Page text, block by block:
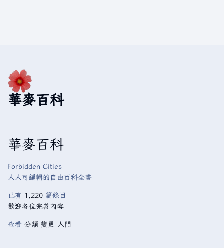
華麥百科
華麥百科
Forbidden Cities
人人可編輯的自由百科全書
已有 1,220 篇條目
歡迎各位完善內容
查看 分類 變更 入門